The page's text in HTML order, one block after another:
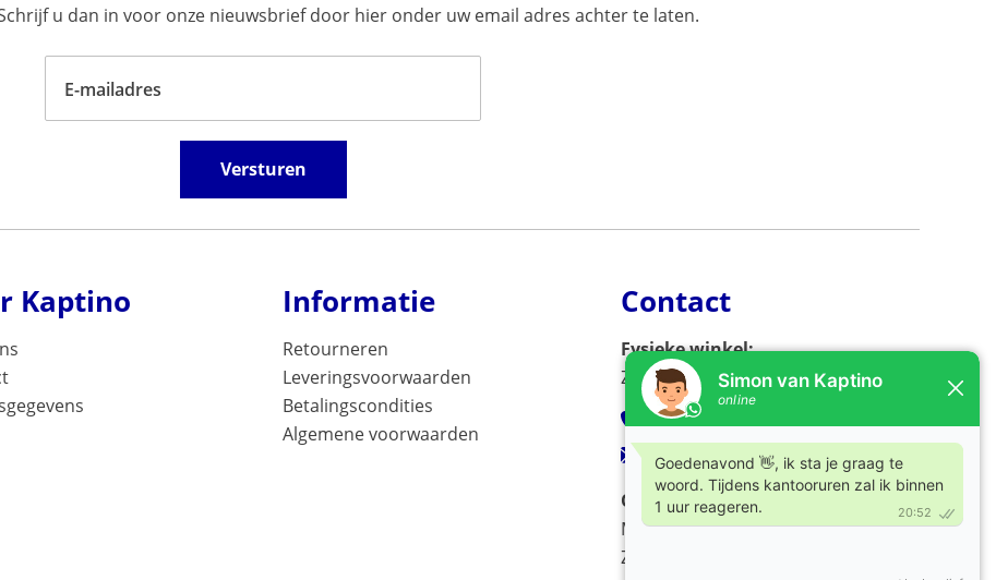
u dan in voor onze nieuwsbrief door hier onder uw email adres achter te laten.
E-mailadres
Versturen
Kaptino Informatie
Retourneren
Leveringsvoorwaarden
Betalingscondities
Algemene voorwaarden
Contact
Fysieke winkel:
Zijlweg 53, 2013 DC Haarlem
023-5326966
verkoop@kaptino.nl
Openingstijden:
Ma - Vr / 09.00 - 17.00
Za / 10.00 - 17.00